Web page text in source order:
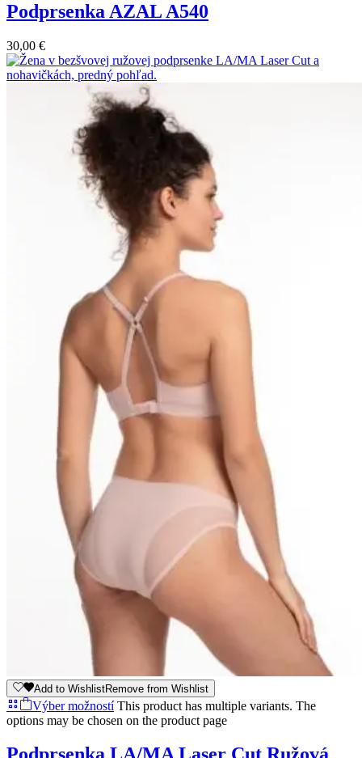
Podprsenka AZAL A540
30,00 €
Add to WishlistRemove from Wishlist
Výber možností This product has multiple variants. The
options may be chosen on the product page